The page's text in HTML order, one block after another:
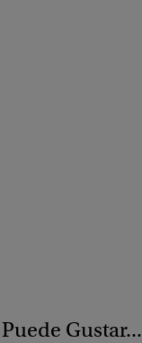
Gustar...